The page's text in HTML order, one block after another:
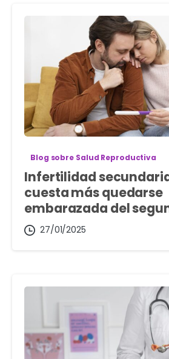
Blog sobre Salud Reproductiva
Infertilidad
cuesta más quedarse
embarazada del
27/01/2025